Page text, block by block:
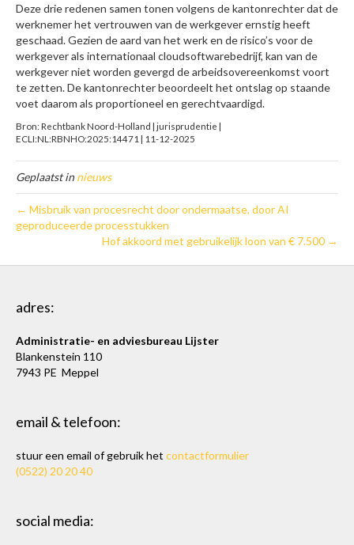
Deze drie redenen samen tonen volgens de kantonrechter dat de
werknemer het vertrouwen van de werkgever ernstig heeft
geschaad. Gezien de aard van het werk en de risico’s voor de
werkgever als internationaal cloudsoftwarebedrijf, kan van de
werkgever niet worden gevergd de arbeidsovereenkomst voort
te zetten. De kantonrechter beoordeelt het ontslag op staande
voet daarom als proportioneel en gerechtvaardigd.
Bron: Rechtbank Noord-Holland | jurisprudentie |
ECLI:NL:RBNHO:2025:14471 | 11-12-2025
Geplaatst innieuws
← Misbruik van procesrecht door ondermaatse, door AI
geproduceerde processtukken
Hof akkoord met gebruikelijk loon van € 7.500 →
adres:
Administratie- en adviesbureau Lijster
Blankenstein 110
7943 PE Meppel
email & telefoon:
stuur een email of gebruik het contactformulier
(0522) 20 20 40
social media: